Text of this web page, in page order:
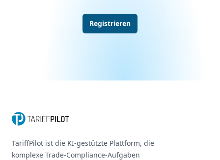
Registrieren
TariffPilot ist die KI-gestützte Plattform, die
komplexe Trade-Compliance-Aufgaben